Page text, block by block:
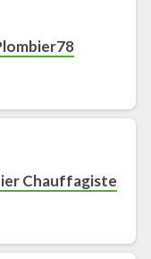
Chauffagiste